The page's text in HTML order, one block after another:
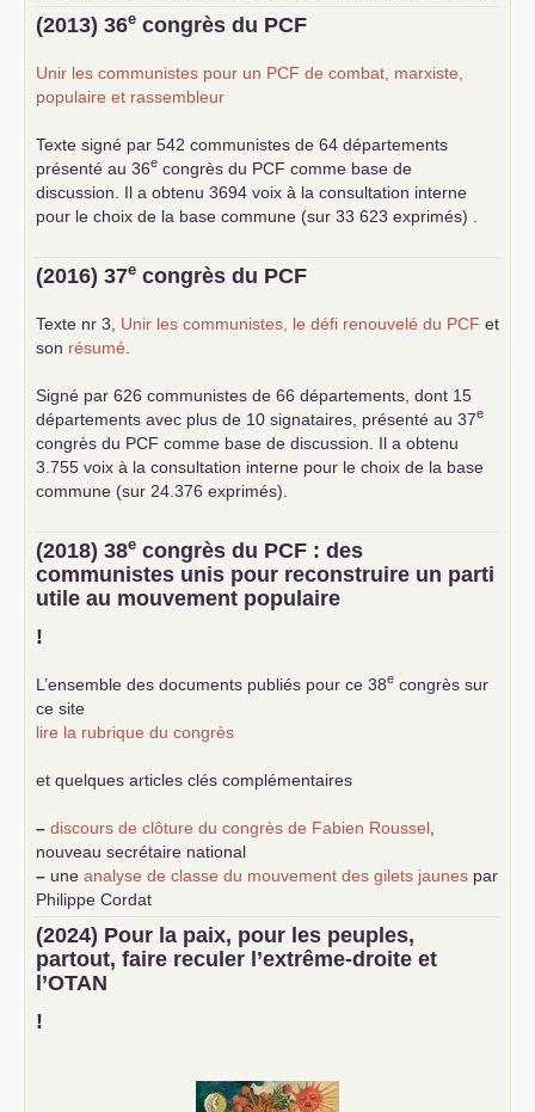
... lire la suite
(2013) 36e congrès du PCF
Unir les communistes pour un PCF de combat, marxiste,
populaire et rassembleur
Texte signé par 542 communistes de 64 départements
présenté au 36e congrès du PCF comme base de
discussion. Il a obtenu 3694 voix à la consultation interne
pour le choix de la base commune (sur 33 623 exprimés) .
(2016) 37e congrès du PCF
Texte nr 3, Unir les communistes, le défi renouvelé du PCF et
son résumé
Signé par 626 communistes de 66 départements, dont 15
départements avec plus de 10 signataires, présenté au 37e
congrès du PCF comme base de discussion. Il a obtenu
3.755 voix à la consultation interne pour le choix de la base
commune (sur 24.376 exprimés).
(2018) 38e congrès du PCF : des
communistes unis pour reconstruire un parti
utile au mouvement populaire
!
L’ensemble des documents publiés pour ce 38e congrès sur
ce site
lire la rubrique du congrès
et quelques articles clés complémentaires
– discours de clôture du congrès de Fabien Roussel
nouveau secrétaire national
– une analyse de classe du mouvement des gilets jaunes par
Philippe Cordat
–
un texte de Jean-Claude Delaunay
le marxisme est la
science sociale de notre temps
–un appel proposé aux partis communistes et ouvrier
d’Europe
–
(2024) Pour la paix, pour les peuples,
partout, faire reculer l’extrême-droite et
l’OTAN
!